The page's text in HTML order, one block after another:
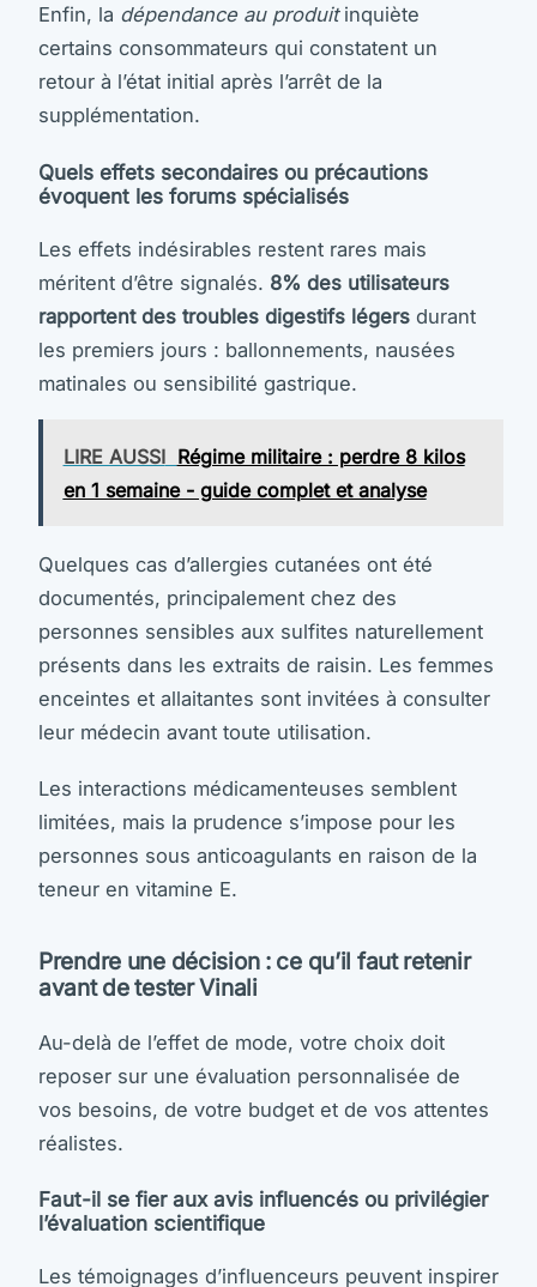
Enfin, la dépendance au produitinquiète
certains consommateurs qui constatent un
retour à l’état initial après l’arrêt de la
supplémentation.
Quels effets secondaires ou précautions
évoquent les forums spécialisés
Les effets indésirables restent rares mais
méritent d’être signalés. 8% des utilisateurs
rapportent des troubles digestifs légers durant
les premiers jours : ballonnements, nausées
matinales ou sensibilité gastrique.
LIRE AUSSI Régime militaire : perdre 8 kilos
en 1 semaine - guide complet et analyse
Quelques cas d’allergies cutanées ont été
documentés, principalement chez des
personnes sensibles aux sulfites naturellement
présents dans les extraits de raisin. Les femmes
enceintes et allaitantes sont invitées à consulter
leur médecin avant toute utilisation.
Les interactions médicamenteuses semblent
limitées, mais la prudence s’impose pour les
personnes sous anticoagulants en raison de la
teneur en vitamine E.
Prendre une décision : ce qu’il faut retenir
avant de tester Vinali
Au-delà de l’effet de mode, votre choix doit
reposer sur une évaluation personnalisée de
vos besoins, de votre budget et de vos attentes
réalistes.
Faut-il se fier aux avis influencés ou privilégier
l’évaluation scientifique
Les témoignages d’influenceurs peuvent inspirer